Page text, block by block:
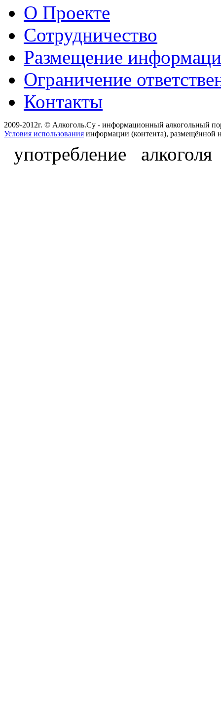
О Проекте
Сотрудничество
Размещение
Ограничение
Контакты
2009-2012г. © Алкоголь.Су - информационный алкогольный
Условия использования информации (контента), размещённой
употребление